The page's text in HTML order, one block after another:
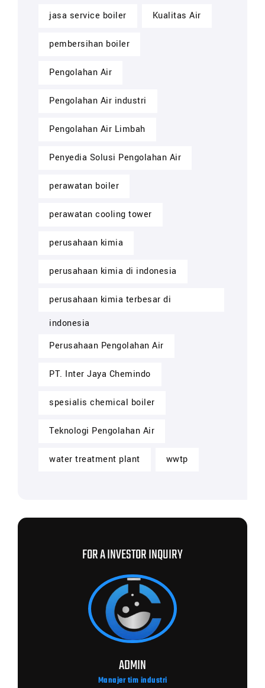
jasa service boiler Kualitas Air
pembersihan boiler
Pengolahan Air
Pengolahan Air industri
Pengolahan Air Limbah
Penyedia Solusi Pengolahan Air
perawatan boiler
perawatan cooling tower
perusahaan kimia
perusahaan kimia di indonesia
perusahaan kimia terbesar di
indonesia
Perusahaan Pengolahan Air
PT. Inter Jaya Chemindo
spesialis chemical boiler
Teknologi Pengolahan Air
water treatment plant wwtp
FOR A INVESTOR INQUIRY
ADMIN
Manajer tim industri